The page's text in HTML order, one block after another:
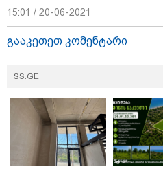
15:01 / 20-06-2021
გააკეთეთ კომენტარი
SS.GE